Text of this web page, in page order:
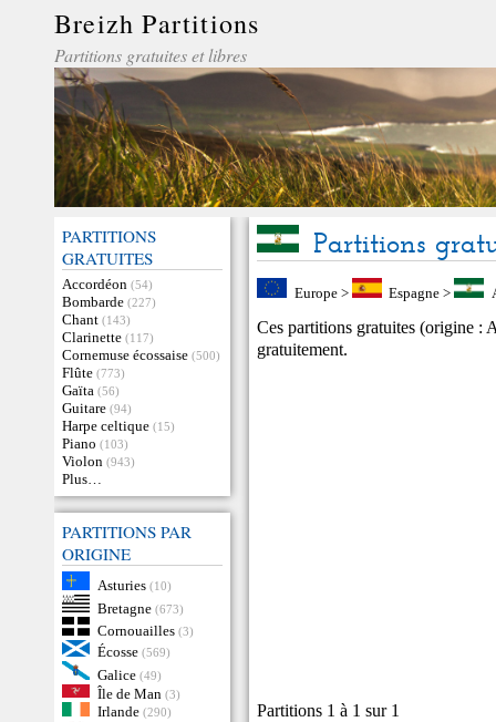
Breizh Partitions
Partitions gratuites et libres
PARTITIONS
GRATUITES
Accordéon (54)
Bombarde (227)
Chant (143)
Clarinette (117)
Cornemuse écossaise (500)
Flûte (773)
Gaïta (56)
Guitare (94)
Harpe celtique (15)
Piano (103)
Violon (943)
Plus…
PARTITIONS PAR
ORIGINE
Asturies (10)
Bretagne (673)
Cornouailles (3)
Écosse (569)
Galice (49)
Île de Man (3)
Irlande (290)
Partitions
Europe> Espagne >
Ces partitions gratuites (origine :
gratuitement.
Partitions 1 à 1 sur 1